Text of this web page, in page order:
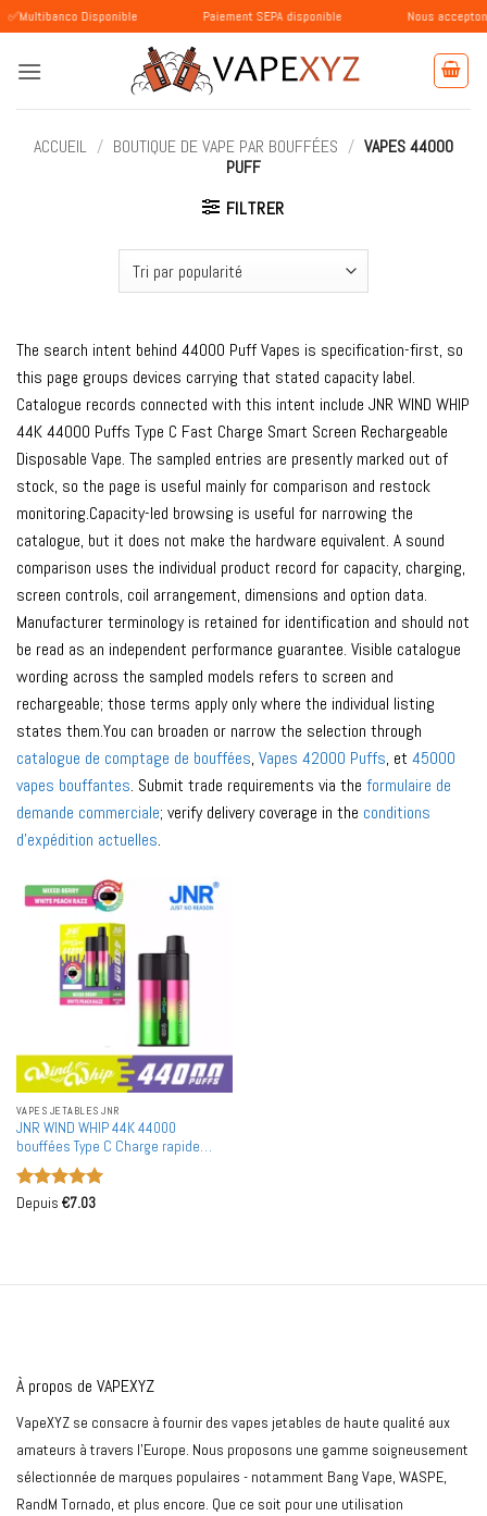
Passer
au
contenu
Disponible Paiement SEPA disponible Nous acceptons les
ACCUEIL / BOUTIQUE DE VAPE PAR BOUFFÉES / VAPES 44000
PUFF
FILTRER
The search intent behind 44000 Puff Vapes is specification-first, so
this page groups devices carrying that stated capacity label.
Catalogue records connected with this intent include JNR WIND WHIP
44K 44000 Puffs Type C Fast Charge Smart Screen Rechargeable
Disposable Vape. The sampled entries are presently marked out of
stock, so the page is useful mainly for comparison and restock
monitoring.Capacity-led browsing is useful for narrowing the
catalogue, but it does not make the hardware equivalent. A sound
comparison uses the individual product record for capacity, charging,
screen controls, coil arrangement, dimensions and option data.
Manufacturer terminology is retained for identification and should not
be read as an independent performance guarantee. Visible catalogue
wording across the sampled models refers to screen and
rechargeable; those terms apply only where the individual listing
states them.You can broaden or narrow the selection through
catalogue de comptage de bouffées, Vapes 42000 Puffs, et 45000
vapes bouffantes. Submit trade requirements via the formulaire de
demande commerciale; verify delivery coverage in the conditions
d'expédition actuelles.
VAPES JETABLES JNR
JNR WIND WHIP 44K 44000
bouffées Type C Charge rapide
Écran intelligent Vape jetable
rechargeable en gros Achat en bulk
Note 5sur
Depuis €7.03
À propos de VAPEXYZ
VapeXYZ se consacre à fournir des vapes jetables de haute qualité aux
amateurs à travers l'Europe. Nous proposons une gamme soigneusement
sélectionnée de marques populaires - notamment Bang Vape, WASPE,
RandM Tornado, et plus encore. Que ce soit pour une utilisation